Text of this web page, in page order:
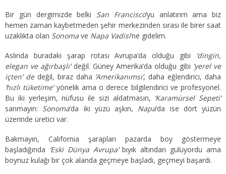
Bir gün dergimizde belki San Francisco’yu anlatırım ama biz
hemen zaman kaybetmeden şehir merkezinden sırası ile birer saat
uzaklıkta olan Sonoma ve Napa Vadisi’ne gidelim.
Aslında buradaki şarap rotası Avrupa’da olduğu gibi
‘dingin,
elegan ve ağırbaşlı’değil. Güney Amerika’da olduğu gibi ‘yerel ve
içten’ de değil, biraz daha ‘Amerikanımsı’, daha eğlendirici, daha
‘hızlı tüketime’yönelik ama o derece bilgilendirici ve profesyonel.
Bu iki yerleşim, nüfusu ile sizi aldatmasın, ‘Karamürsel Sepeti’
sanmayın: Sonoma’da iki yüzü aşkın, Napa’da ise dört yüzün
üzerinde üretici var.
Bakmayın, California şarapları pazarda boy göstermeye
başladığında ‘Eski Dünya Avrupa’bıyık altından gülüyordu ama
boynuz kulağı bir çok alanda geçmeye başladı, geçmeyi başardı.